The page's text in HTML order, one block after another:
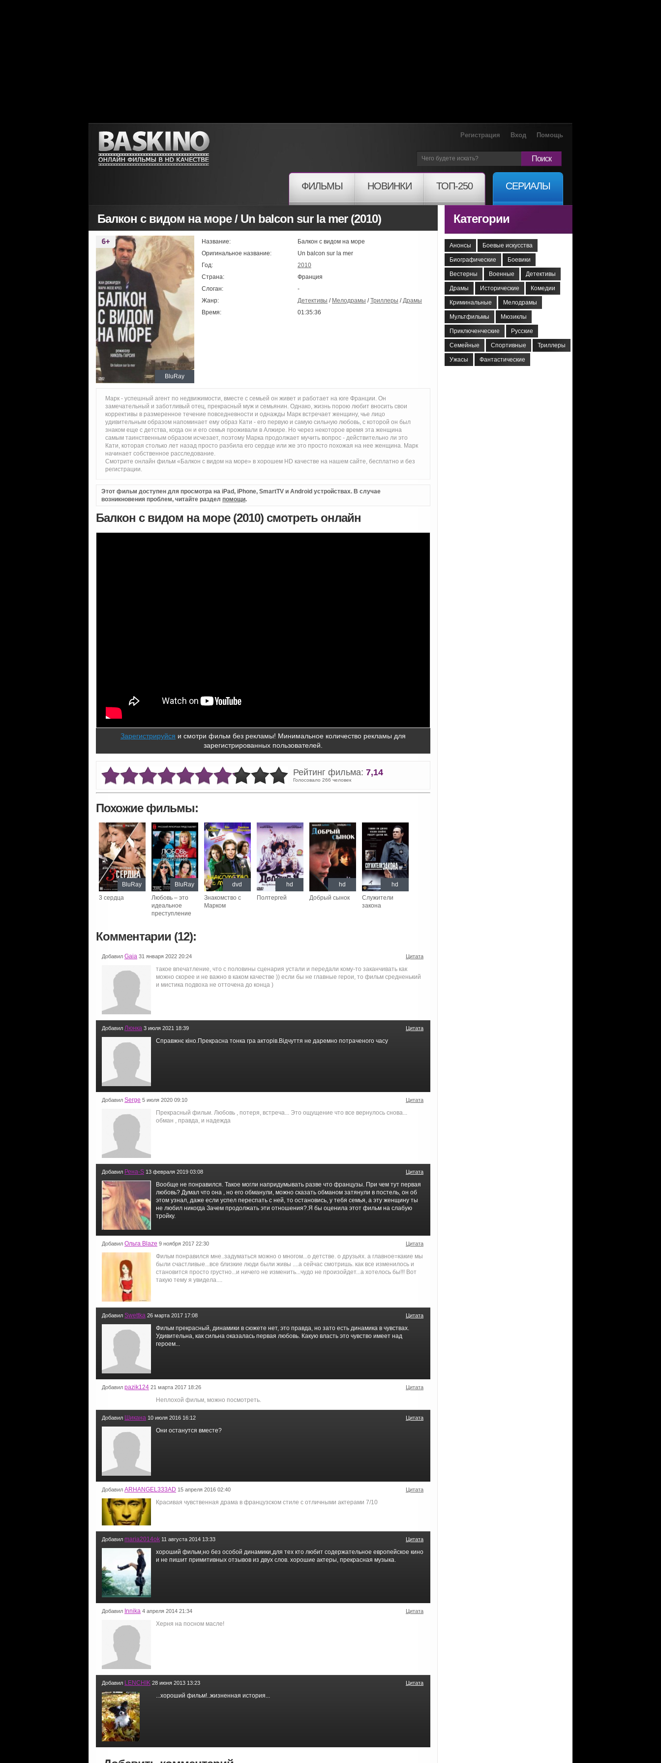
Регистрация Вход Помощь
Поиск
ФИЛЬМЫ НОВИНКИ ТОП-250 СЕРИАЛЫ
Балкон с видом на море / Un balcon sur la mer (2010)
BluRay
Название:
Балкон с видом на море
Оригинальное название:
Un balcon sur la mer
Год:
2010
Страна:
Франция
Слоган:
-
Жанр:
Детективы / Мелодрамы /Триллеры /Драмы
Время:
01:35:36
Марк - успешный агент по недвижимости, вместе с семьей он живет и работает на юге Франции. Он
замечательный и заботливый отец, прекрасный муж и семьянин. Однако, жизнь порою любит вносить свои
коррективы в размеренное течение повседневности и однажды Марк встречает женщину, чье лицо
удивительным образом напоминает ему образ Кати - его первую и самую сильную любовь, с которой он был
знаком еще с детства, когда он и его семья проживали в Алжире. Но через некоторое время эта женщина
самым таинственным образом исчезает, поэтому Марка продолжает мучить вопрос - действительно ли это
Кати, которая столько лет назад просто разбила его сердце или же это просто похожая на нее женщина. Марк
начинает собственное расследование.
Смотрите онлайн фильм «Балкон с видом на море» в хорошем HD качестве на нашем сайте, бесплатно и без
регистрации.
Этот фильм доступен для просмотра на iPad, iPhone, SmartTV и Android устройствах. В случае
возникновения проблем, читайте раздел помощи.
Балкон с видом на море (2010) смотреть онлайн
Зарегистрируйся и смотри фильм без рекламы! Минимальное количество рекламы для
зарегистрированных пользователей.
Рейтинг фильма: 7,14
Голосовало 266 человек
Похожие фильмы:
3 сердца
BluRay
Любовь – это
идеальное
преступление
BluRay
Знакомство с
Марком
dvd
Полтергей
hd
Добрый сынок
hd
Служители
закона
hd
Комментарии (12):
Добавил Gaia 31 января 2022 20:24 Цитата
такое впечатление, что с половины сценария устали и передали кому-то заканчивать как
можно скорее и не важно в каком качестве )) если бы не главные герои, то фильм средненький
и мистика подвоха не отточена до конца )
Добавил Люнка 3 июля 2021 18:39 Цитата
Справжнє кіно.Прекрасна тонка гра акторів.Відчуття не даремно потраченого часу
Добавил Serge 5 июля 2020 09:10 Цитата
Прекрасный фильм. Любовь , потеря, встреча... Это ощущение что все вернулось снова...
обман , правда, и надежда
Добавил Рена-S 13 февраля 2019 03:08 Цитата
Вообще не понравился. Такое могли напридумывать разве что французы. При чем тут первая
любовь? Думал что она , но его обманули, можно сказать обманом затянули в постель, он об
этом узнал, даже если успел переспать с ней, то остановись, у тебя семья, а эту женщину ты
не любил никогда Зачем продолжать эти отношения?.Я бы оценила этот фильм на слабую
тройку.
Добавил Ольга Blaze 9 ноября 2017 22:30 Цитата
Фильм понравился мне..задуматься можно о многом...о детстве. о друзьях. а главное=какие мы
были счастливые...все близкие люди были живы ....а сейчас смотришь. как все изменилось и
становится просто грустно...и ничего не изменить...чудо не произойдет...а хотелось бы!!! Вот
такую тему я увидела....
Добавил Swettka 26 марта 2017 17:08 Цитата
Фильм прекрасный, динамики в сюжете нет, это правда, но зато есть динамика в чувствах.
Удивительна, как сильна оказалась первая любовь. Какую власть это чувство имеет над
героем...
Добавил pazik124 21 марта 2017 18:26 Цитата
Неплохой фильм, можно посмотреть.
Добавил Шикана 10 июля 2016 16:12 Цитата
Они останутся вместе?
Добавил ARHANGEL333AD 15 апреля 2016 02:40 Цитата
Красивая чувственная драма в французском стиле с отличными актерами 7/10
Добавил maria2014ok 11 августа 2014 13:33 Цитата
хороший фильм,но без особой динамики,для тех кто любит содержательное европейское кино
и не пишит примитивных отзывов из двух слов. хорошие актеры, прекрасная музыка.
Добавил Innika 4 апреля 2014 21:34 Цитата
Херня на посном масле!
Добавил LENCHIK 28 июня 2013 13:23 Цитата
...хороший фильм!..жизненная история...
Категории
Анонсы Боевые искусства
Биографические Боевики
Вестерны Военные Детективы
Драмы Исторические Комедии
Криминальные Мелодрамы
Мультфильмы Мюзиклы
Приключенческие Русские
Семейные Спортивные Триллеры
Ужасы Фантастические